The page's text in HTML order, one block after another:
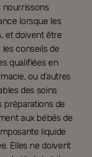
nourrissons
lorsque les
et doivent être
conseils de
qualifiées en
ou d’autres
des soins
préparations de
aux bébés de
liquide
Elles ne doivent